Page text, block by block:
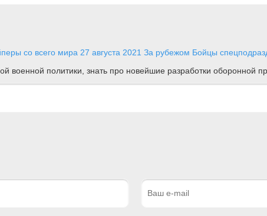
со всего мира 27 августа 2021 За рубежом Бойцы
военной политики, знать про новейшие разработки